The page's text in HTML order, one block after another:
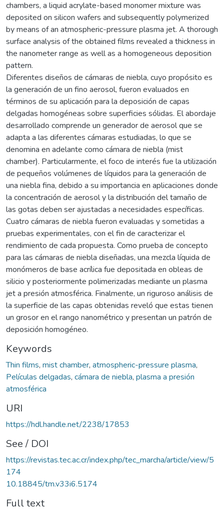
chambers, a liquid acrylate-based monomer mixture was
deposited on silicon wafers and subsequently polymerized
by means of an atmospheric-pressure plasma jet. A thorough
surface analysis of the obtained films revealed a thickness in
the nanometer range as well as a homogeneous deposition
pattern.
Diferentes diseños de cámaras de niebla, cuyo propósito es
la generación de un fino aerosol, fueron evaluados en
términos de su aplicación para la deposición de capas
delgadas homogéneas sobre superficies sólidas. El abordaje
desarrollado comprende un generador de aerosol que se
adapta a las diferentes cámaras estudiadas, lo que se
denomina en adelante como cámara de niebla (mist
chamber). Particularmente, el foco de interés fue la utilización
de pequeños volúmenes de líquidos para la generación de
una niebla fina, debido a su importancia en aplicaciones donde
la concentración de aerosol y la distribución del tamaño de
las gotas deben ser ajustadas a necesidades específicas.
Cuatro cámaras de niebla fueron evaluadas y sometidas a
pruebas experimentales, con el fin de caracterizar el
rendimiento de cada propuesta. Como prueba de concepto
para las cámaras de niebla diseñadas, una mezcla líquida de
monómeros de base acrílica fue depositada en obleas de
silicio y posteriormente polimerizadas mediante un plasma
jet a presión atmosférica. Finalmente, un riguroso análisis de
la superficie de las capas obtenidas reveló que estas tienen
un grosor en el rango nanométrico y presentan un patrón de
deposición homogéneo.
Keywords
Thin films, mist chamber, atmospheric-pressure plasma,
Películas delgadas, cámara de niebla, plasma a presión
atmosférica
URI
https://hdl.handle.net/2238/17853
See / DOI
https://revistas.tec.ac.cr/index.php/tec_marcha/article/view/5
174
10.18845/tm.v33i6.5174
Full text